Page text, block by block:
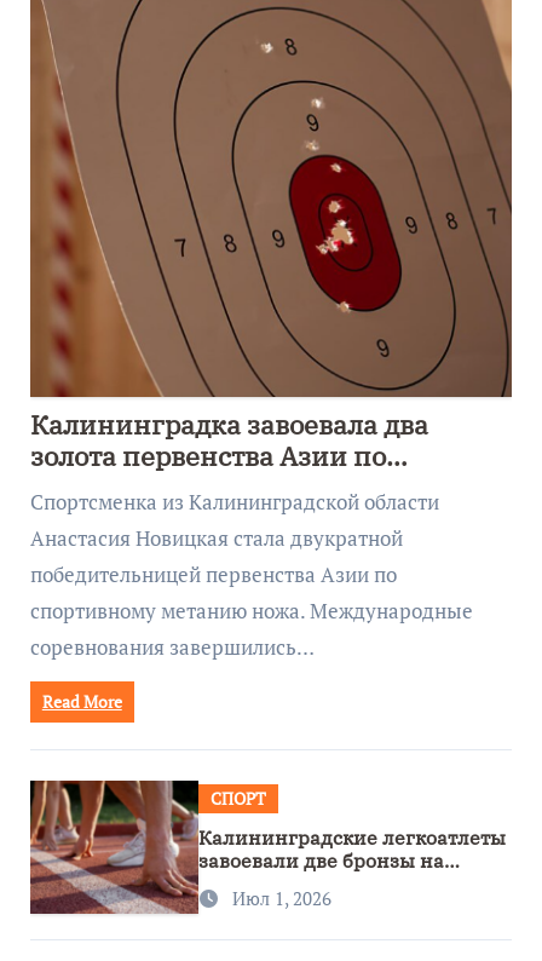
Калининградка завоевала два
золота первенства Азии по
метанию ножа
Спортсменка из Калининградской области
Анастасия Новицкая стала двукратной
победительницей первенства Азии по
спортивному метанию ножа. Международные
соревнования завершились…
Read More
СПОРТ
Калининградские легкоатлеты
завоевали две бронзы на
первенстве России
Июл 1, 2026